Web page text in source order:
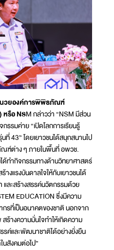
นวยองค์การพิพิธภัณฑ์
รือ NSM กล่าวว่า “NSM มีส่วน
รรมค่าย “เปิดโลกการเรียนรู้
ที่ 43” โดยเยาวชนได้สนุกสนานไป
ฑ์ต่าง ๆ ภายในพื้นที่ อพวช.
ทำกิจกรรมทางด้านวิทยาศาสตร์
งแรงบันดาลใจให้กับเยาวชนได้
ละสร้างสรรค์นวัตกรรมด้วย
EDUCATION ซึ่งมีความ
รที่เป็นอนาคตของชาติ นอกจาก
างความมั่นใจทำให้เกิดความ
รค์และพัฒนาชาติได้อย่างยั่งยืน
สังคมต่อไป”